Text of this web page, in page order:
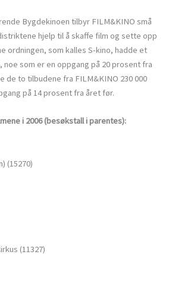
Bygdekinoen tilbyr FILM&KINO små
hjelp til å skaffe film og sette opp
ordningen, som kalles S-kino, hadde et
noe som er en oppgang på 20 prosent fra
de to tilbudene fra FILM&KINO 230 000
på 14 prosent fra året før.
i 2006 (besøkstall i parentes):
(15270)
(11327)